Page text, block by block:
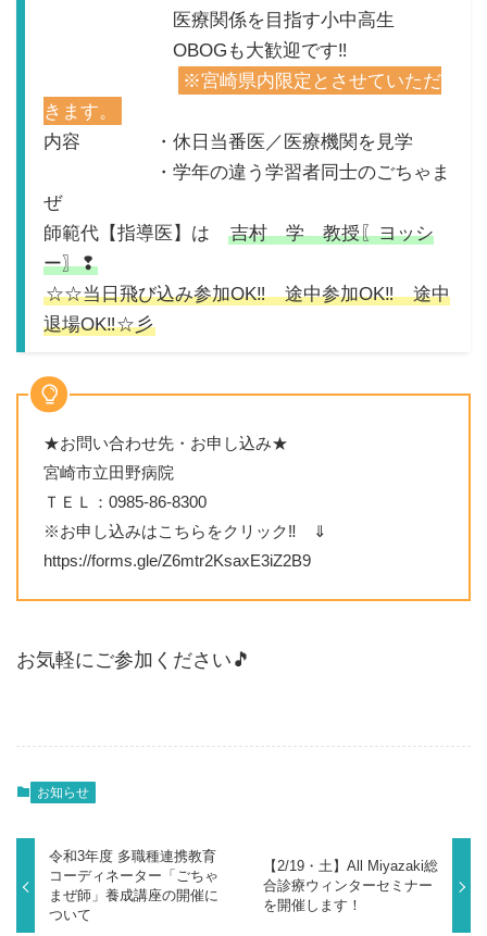
医療関係を目指す小中高生
OBOGも大歓迎です‼
※宮崎県内限定とさせていただ
きます。
内容 ・休日当番医／医療機関を見学
・学年の違う学習者同士のごちゃま
ぜ
師範代【指導医】は
吉村 学 教授〖ヨッシ
ー〗❢
☆☆当日飛び込み参加OK‼ 途中参加OK‼ 途中
退場OK‼☆彡
★お問い合わせ先・お申し込み★
宮崎市立田野病院
ＴＥＬ：0985-86-8300
※お申し込みはこちらをクリック‼ ⇓
https://forms.gle/Z6mtr2KsaxE3iZ2B9
お気軽にご参加ください🎵
お知らせ
令和3年度 多職種連携教育
コーディネーター「ごちゃ
まぜ師」養成講座の開催に
ついて
【2/19・土】All Miyazaki総
合診療ウィンターセミナー
を開催します！